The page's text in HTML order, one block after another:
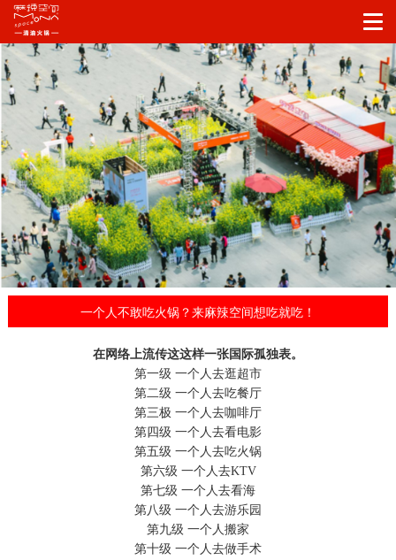
一个人不敢吃火锅？来麻辣空间想吃就吃！
在网络上流传这这样一张国际孤独表。
第一级 一个人去逛超市
第二级 一个人去吃餐厅
第三极 一个人去咖啡厅
第四级 一个人去看电影
第五级 一个人去吃火锅
第六级 一个人去KTV
第七级 一个人去看海
第八级 一个人去游乐园
第九级 一个人搬家
第十级 一个人去做手术